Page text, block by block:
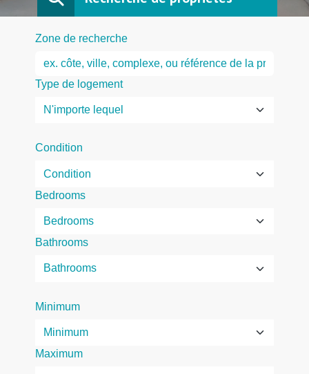
Zone de recherche
Type de logement
Condition
Bedrooms
Bathrooms
Minimum
Maximum